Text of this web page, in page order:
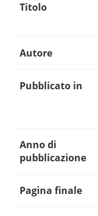
Titolo
Autore
Pubblicato in
Anno di
pubblicazione
Pagina finale